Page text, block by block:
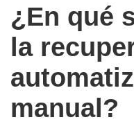
¿En qué
la
manual?